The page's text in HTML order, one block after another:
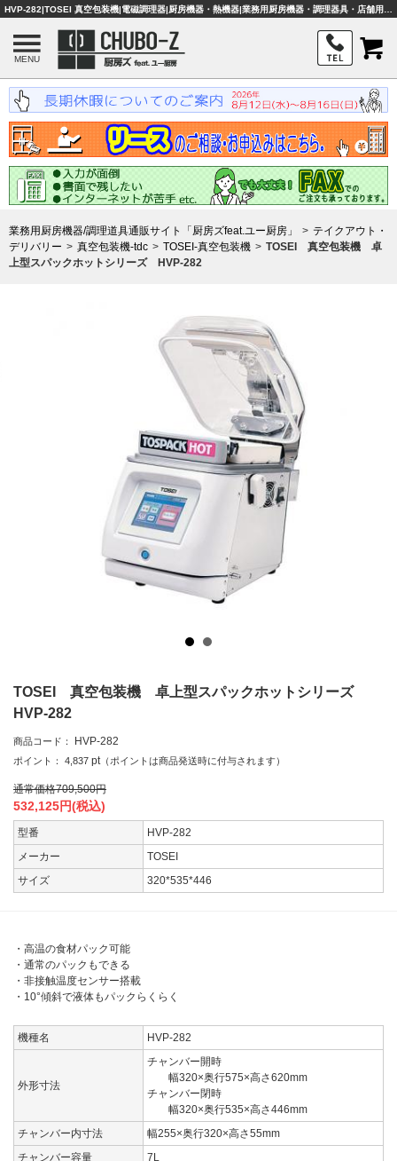
MENU
業務用厨房機器/調理道具通販サイト「厨房ズfeat.ユー厨房」
テイクアウト・
デリバリー
真空包装機-tdc TOSEI-真空包装機
TOSEI 真空包装機 卓
上型スパックホットシリーズ HVP-282
TOSEI 真空包装機 卓上型スパックホットシリーズ
HVP-282
商品コード： HVP-282
ポイント： 4,837 pt （ポイントは商品発送時に付与されます）
通常価格709,500円
532,125円(税込)
型番
HVP-282
メーカー
TOSEI
サイズ
320*535*446
・高温の食材パック可能
・通常のパックもできる
・非接触温度センサー搭載
・10°傾斜で液体もパックらくらく
機種名 HVP-282
外形寸法
チャンバー開時
幅320×奥行575×高さ620mm
チャンバー閉時
幅320×奥行535×高さ446mm
チャンバー内寸法
幅255×奥行320×高さ55mm
チャンバー容量
7L